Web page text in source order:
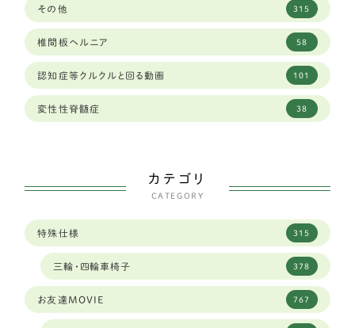
ラブラドールレトリーバー 59
秋田犬 2
ゴールデンレトリーバー 13
バセットハウンド 3
中型犬 289
ダルメシアン 1
琉球犬ミックス 2
大阪府 34
奈良県 12
山口県 2
山形県 2
岐阜県 96
6
岩手県 3
4
広島 1
その他 315
椎間板ヘルニア 58
認知症等クルクルと回る動画 101
変性性脊髄症 38
カテゴリ
CATEGORY
特殊仕様 315
三輪・四輪車椅子 378
お友達MOVIE 767